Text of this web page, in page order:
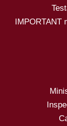
IMPORTANT